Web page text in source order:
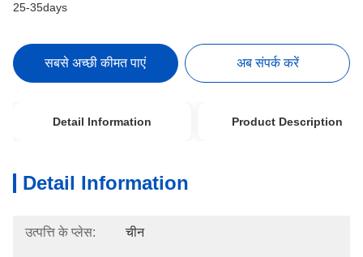
25-35days
सबसे अच्छी कीमत पाएं अब संपर्क करें
Detail Information Product Description
Detail Information
उत्पत्ति के प्लेस: चीन